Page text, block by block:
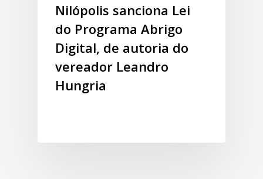
Nilópolis sanciona Lei
do Programa Abrigo
Digital, de autoria do
vereador Leandro
Hungria